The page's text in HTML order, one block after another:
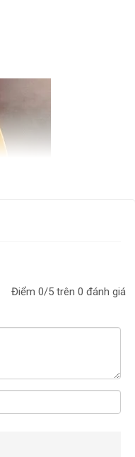
Điểm 0/5 trên 0 đánh giá